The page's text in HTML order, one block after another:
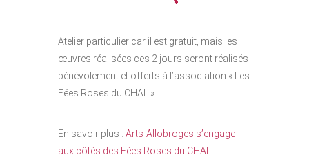
Atelier particulier car il est gratuit, mais les
œuvres réalisées ces 2 jours seront réalisés
bénévolement et offerts à l’association « Les
Fées Roses du CHAL »
En savoir plus : Arts-Allobroges s’engage
aux côtés des Fées Roses du CHAL